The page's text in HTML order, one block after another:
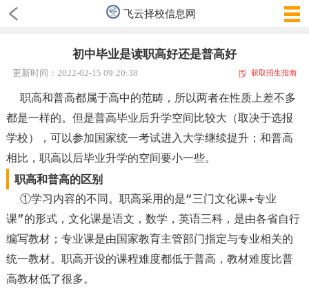
飞云择校信息网
初中毕业是读职高好还是普高好
更新时间：2022-02-15 09:20:38 获取招生指南
职高和普高都属于高中的范畴，所以两者在性质上差不多
都是一样的。但是普高毕业后升学空间比较大（取决于选报
学校），可以参加国家统一考试进入大学继续提升；和普高
相比，职高以后毕业升学的空间要小一些。
职高和普高的区别
①学习内容的不同。职高采用的是“三门文化课+专业
课”的形式，文化课是语文，数学，英语三科，是由各省自行
编写教材；专业课是由国家教育主管部门指定与专业相关的
统一教材。职高开设的课程难度都低于普高，教材难度比普
高教材低了很多。